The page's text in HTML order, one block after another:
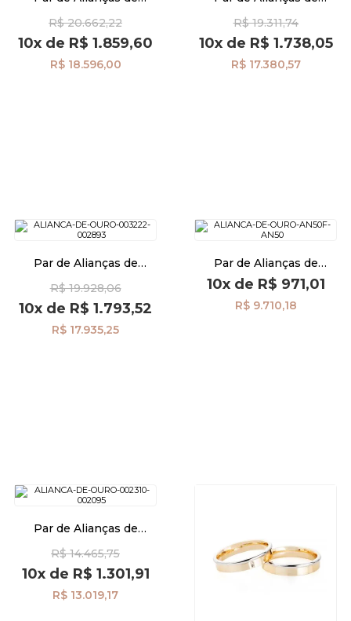
Anatômica 3,8mm Diamante
al40039
R$ 20.662,22
10x de R$ 1.859,60
R$ 18.596,00
com Diamante al40029d2
R$ 19.311,74
10xde R$ 1.738,05
R$ 17.380,57
Par de Alianças de
Anatômica Friso al40026d10
R$ 19.928,06
10x de R$ 1.793,52
R$ 17.935,25
Par de Alianças de
Casamento Ouro 18K 5,0mm
Diamante al40020d1
10xde R$ 971,01
R$ 9.710,18
Par de Alianças de
Anatômica 5,0mm Friso
al40013
R$ 14.465,75
10xde R$ 1.301,91
R$ 13.019,17